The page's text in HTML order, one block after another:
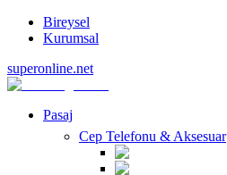
Bireysel
Kurumsal
superonline.net
Pasaj
Cep Telefonu & Aksesuar